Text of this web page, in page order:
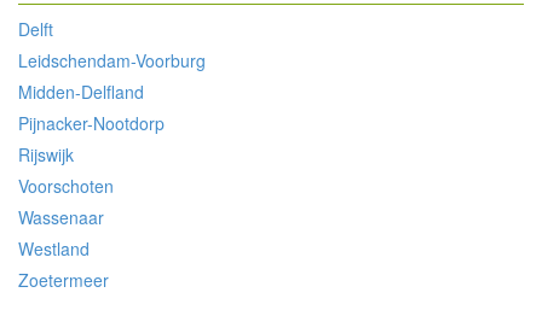
Delft
Leidschendam-Voorburg
Midden-Delfland
Pijnacker-Nootdorp
Rijswijk
Voorschoten
Wassenaar
Westland
Zoetermeer